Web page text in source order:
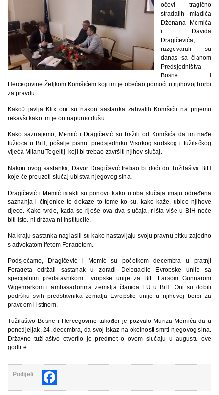
očevi tragično
stradalih mladića
Dženana Memića
i Davida
Dragičevića,
razgovarali su
danas sa članom
Predsjedništva
Bosne i
Hercegovine Željkom Komšićem koji im je obećao pomoći u njihovoj borbi
za pravdu.
Kako0 javlja Klix oni su nakon sastanka zahvalili Komšiću na prijemu
rekavši kako im je on napunio dušu.
Kako saznajemo, Memić i Dragičević su tražili od Komšića da im nađe
tužioca u BiH, pošalje pismu predsjedniku Visokog sudskog i tužilačkog
vijeća Milanu Tegeltiji koji bi trebao završiti njihov slučaj.
Nakon ovog sastanka, Davor Dragičević trebao bi doći do Tužilaštva BiH
koje će preuzeti slučaj ubistva njegovog sina.
Dragičević i Memić istakli su ponovo kako u oba slučaja imaju određena
saznanja i činjenice te dokaze to tome ko su, kako kaže, ubice njihove
djece. Kako tvrde, kada se riješe ova dva slučaja, ništa više u BiH neće
biti isto, ni država ni institucije.
Na kraju sastanka naglasili su kako nastavljaju svoju pravnu bitku zajedno
s advokatom Ifetom Feragetom.
Podsjećamo, Dragičević i Memić su početkom decembra u pratnji
Ferageta održali sastanak u zgradi Delegacije Evropske unije sa
specijalnim predstavnikom Evropske unije za BiH Larsom Gunnarom
Wigemarkom i ambasadorima zemalja članica EU u BiH. Oni su dobili
podršku svih predstavnika zemalja Evropske unije u njihovoj borbi za
pravdom i istinom.
Tužilaštvo Bosne i Hercegovine također je pozvalo Muriza Memića da u
ponedjeljak, 24. decembra, da svoj iskaz na okolnosti smrti njegovog sina.
Državno tužilaštvo otvorilo je predmet o ovom slučaju u augustu ove
godine.
Podijeli